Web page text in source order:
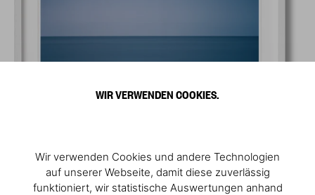
WIR VERWENDEN COOKIES.
Wir verwenden Cookies und andere Technologien
auf unserer Webseite, damit diese zuverlässig
funktioniert, wir statistische Auswertungen anhand